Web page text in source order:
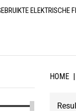
ELEKTRISCHE
HOME |